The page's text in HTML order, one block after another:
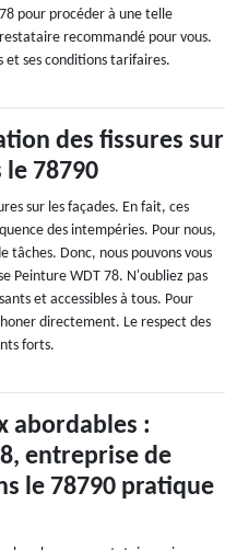
pour procéder à une telle
recommandé pour vous.
et ses conditions tarifaires.
des fissures sur
le 78790
sur les façades. En fait, ces
des intempéries. Pour nous,
tâches. Donc, nous pouvons vous
Peinture WDT 78. N'oubliez pas
et accessibles à tous. Pour
directement. Le respect des
forts.
abordables :
entreprise de
le 78790 pratique